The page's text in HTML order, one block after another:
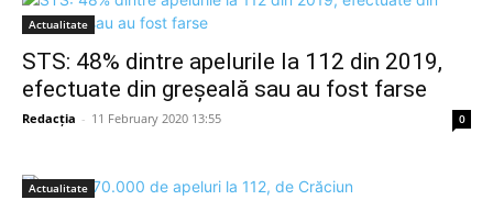
Actualitate
STS: 48% dintre apelurile la 112 din 2019,
efectuate din greșeală sau au fost farse
Redacția - 11 February 2020 13:55 0
Actualitate